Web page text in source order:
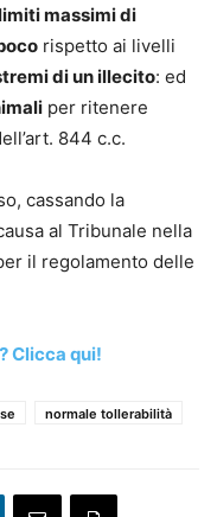
massimi di
rispetto ai livelli
di un illecito: ed
per ritenere
844 c.c.
cassando la
al Tribunale nella
il regolamento delle
Clicca qui!
normale tollerabilità